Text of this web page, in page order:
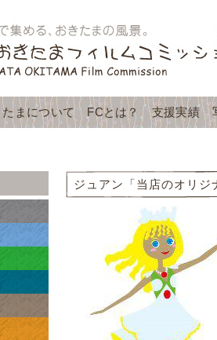
たまについて FCとは？ 支援実績
ジュアン「当店のオリ